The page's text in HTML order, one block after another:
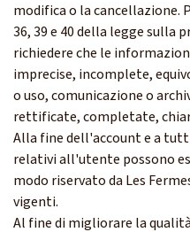
modifica o la cancellazione.
36, 39 e 40 della legge sulla
richiedere che le
imprecise, incomplete,
o uso, comunicazione o
rettificate, completate,
Alla fine dell'account e a
relativi all'utente possono
modo riservato da Les
vigenti.
Al fine di migliorare la